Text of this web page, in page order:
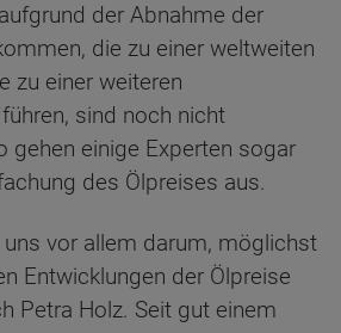
der Abnahme der
die zu einer weltweiten
zu einer weiteren
sind noch nicht
gehen einige Experten sogar
des Ölpreises aus.
uns vor allem darum, möglichst
Entwicklungen der Ölpreise
Petra Holz. Seit gut einem